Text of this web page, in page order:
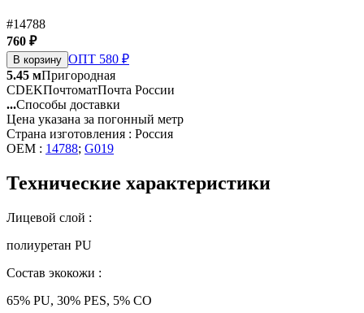
#14788
760 ₽
В корзину ОПТ 580 ₽
5.45 мПригородная
CDEKПочтоматПочта России
...Способы доставки
Цена указана за погонный метр
Страна изготовления : Россия
OEM : 14788; G019
Технические характеристики
Лицевой слой :
полиуретан PU
Состав экокожи :
65% PU, 30% PES, 5% CO